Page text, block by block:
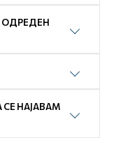
ОДРЕДЕН
НАЈАВАМ